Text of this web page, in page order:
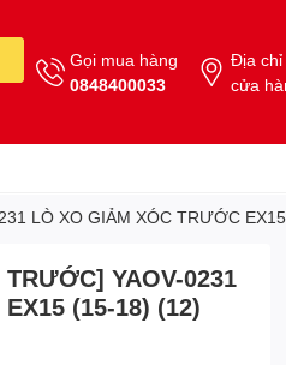
Gọi mua hàng
0848400033
Địa chỉ
cửa
LÒ XO GIẢM XÓC TRƯỚC
YAOV-0231
(15-18) (12)